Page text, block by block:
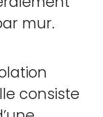
mur.
consiste